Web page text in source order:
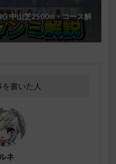
中山芝2500m・コース解
書いた人
ルネ